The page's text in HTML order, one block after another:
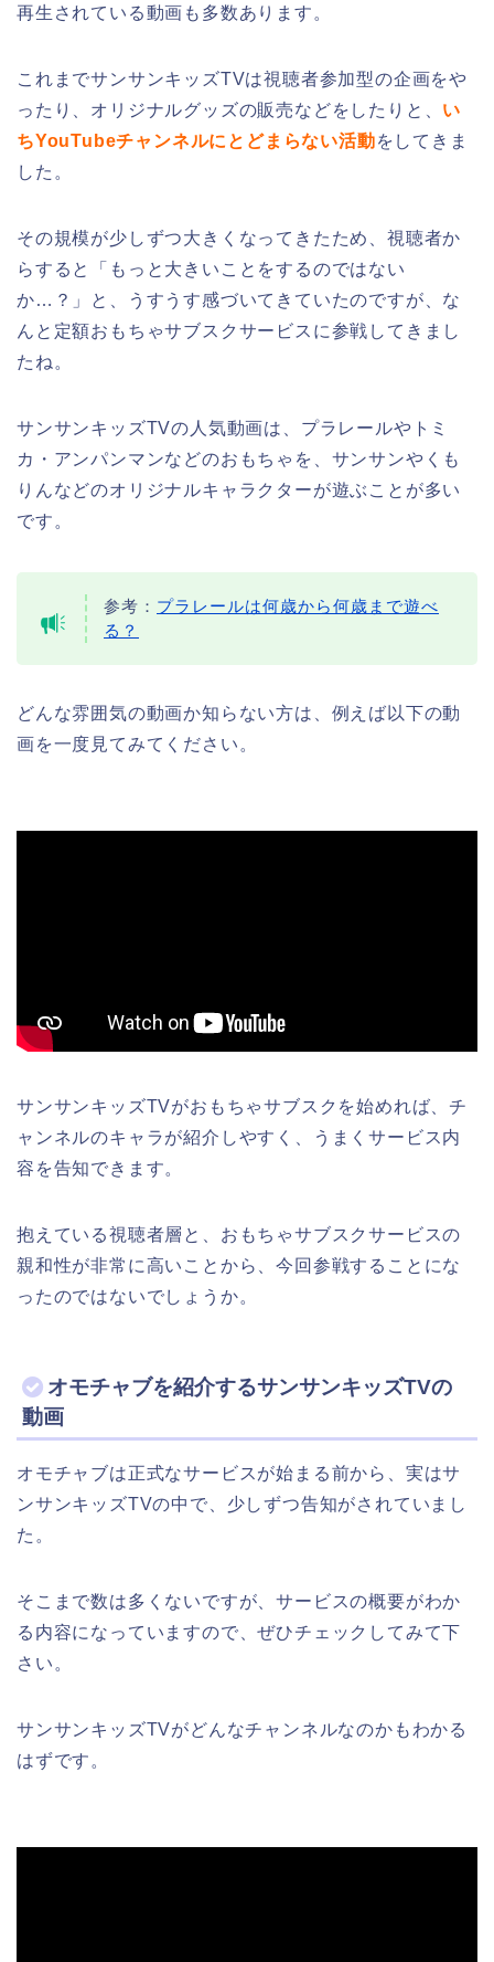
再生されている動画も多数あります。
これまでサンサンキッズTVは視聴者参加型の企画をや
ったり、オリジナルグッズの販売などをしたりと、 い
ちYouTubeチャンネルにとどまらない活動をしてきま
した。
その規模が少しずつ大きくなってきたため、視聴者か
らすると「もっと大きいことをするのではない
か…？」と、うすうす感づいてきていたのですが、な
んと定額おもちゃサブスクサービスに参戦してきまし
たね。
サンサンキッズTVの人気動画は、プラレールやトミ
カ・アンパンマンなどのおもちゃを、サンサンやくも
りんなどのオリジナルキャラクターが遊ぶことが多い
です。
参考： プラレールは何歳から何歳まで遊べ
る？
どんな雰囲気の動画か知らない方は、例えば以下の動
画を一度見てみてください。
サンサンキッズTVがおもちゃサブスクを始めれば、チ
ャンネルのキャラが紹介しやすく、うまくサービス内
容を告知できます。
抱えている視聴者層と、おもちゃサブスクサービスの
親和性が非常に高いことから、今回参戦することにな
ったのではないでしょうか。
オモチャブを紹介するサンサンキッズTVの
動画
オモチャブは正式なサービスが始まる前から、実はサ
ンサンキッズTVの中で、少しずつ告知がされていまし
た。
そこまで数は多くないですが、サービスの概要がわか
る内容になっていますので、ぜひチェックしてみて下
さい。
サンサンキッズTVがどんなチャンネルなのかもわかる
はずです。